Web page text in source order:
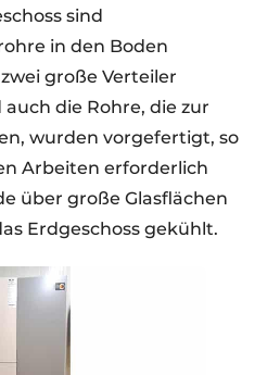
sind
in den Boden
große Verteiler
die Rohre, die zur
wurden vorgefertigt, so
Arbeiten erforderlich
über große Glasflächen
Erdgeschoss gekühlt.